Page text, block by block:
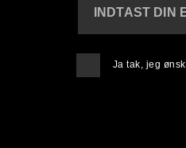
INDTAST DIN
Ja tak, jeg